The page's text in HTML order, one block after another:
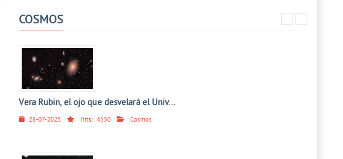
COSMOS
Vera Rubin, el ojo que desvelará el Univ...
28-07-2025 Hits: 4550 Cosmos